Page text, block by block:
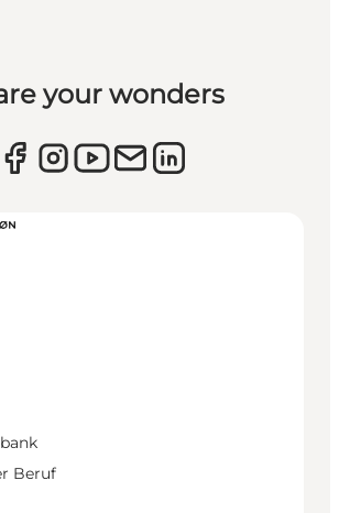
your wonders
Beruf